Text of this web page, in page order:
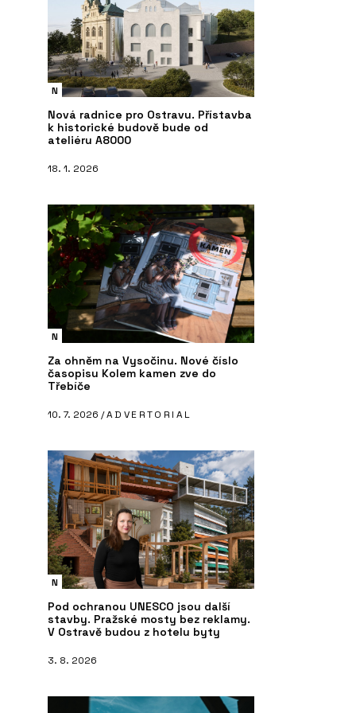
N
Nová radnice pro Ostravu. Přístavba
k historické budově bude od
ateliéru A8000
18. 1. 2026
N
Za ohněm na Vysočinu. Nové číslo
časopisu Kolem kamen zve do
Třebíče
10. 7. 2026 /ADVERTORIAL
N
Pod ochranou UNESCO jsou další
stavby. Pražské mosty bez reklamy.
V Ostravě budou z hotelu byty
3. 8. 2026